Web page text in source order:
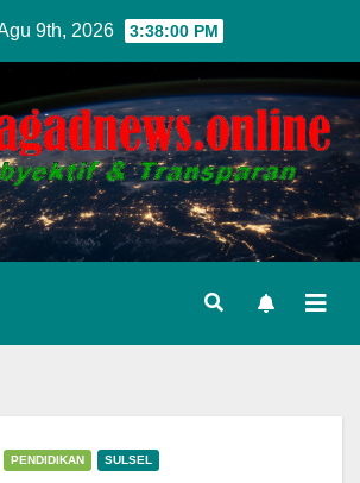
9th, 2026 3:38:01 PM
PENDIDIKAN SULSEL